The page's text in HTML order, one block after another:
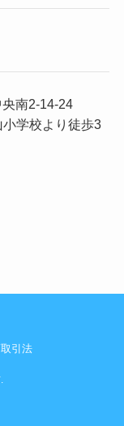
南2-14-24
学校より徒歩3
引法